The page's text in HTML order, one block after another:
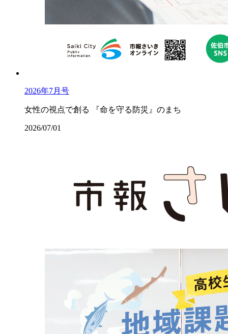
2026年7月号
女性の視点で創る 『命を守る防災』のまち
2026/07/01